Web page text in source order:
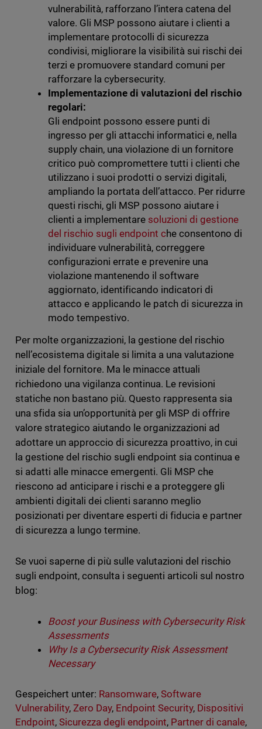
vulnerabilità, rafforzano l’intera catena del
valore. Gli MSP possono aiutare i clienti a
implementare protocolli di sicurezza
condivisi, migliorare la visibilità sui rischi dei
terzi e promuovere standard comuni per
rafforzare la cybersecurity.
Implementazione di valutazioni del rischio
regolari:
Gli endpoint possono essere punti di
ingresso per gli attacchi informatici e, nella
supply chain, una violazione di un fornitore
critico può compromettere tutti i clienti che
utilizzano i suoi prodotti o servizi digitali,
ampliando la portata dell’attacco. Per ridurre
questi rischi, gli MSP possono aiutare i
clienti a implementare soluzioni di gestione
del rischio sugli endpoint che consentono di
individuare vulnerabilità, correggere
configurazioni errate e prevenire una
violazione mantenendo il software
aggiornato, identificando indicatori di
attacco e applicando le patch di sicurezza in
modo tempestivo.
Per molte organizzazioni, la gestione del rischio
nell’ecosistema digitale si limita a una valutazione
iniziale del fornitore. Ma le minacce attuali
richiedono una vigilanza continua. Le revisioni
statiche non bastano più. Questo rappresenta sia
una sfida sia un’opportunità per gli MSP di offrire
valore strategico aiutando le organizzazioni ad
adottare un approccio di sicurezza proattivo, in cui
la gestione del rischio sugli endpoint sia continua e
si adatti alle minacce emergenti. Gli MSP che
riescono ad anticipare i rischi e a proteggere gli
ambienti digitali dei clienti saranno meglio
posizionati per diventare esperti di fiducia e partner
di sicurezza a lungo termine.
Se vuoi saperne di più sulle valutazioni del rischio
sugli endpoint, consulta i seguenti articoli sul nostro
blog:
Boost your Business with Cybersecurity Risk
Assessments
Why Is a Cybersecurity Risk Assessment
Necessary
Gespeichert unter: Ransomware,Software
Vulnerability, Zero Day, Endpoint Security, Dispositivi
Endpoint, Sicurezza degli endpoint, Partner di canale,